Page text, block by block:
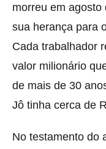
morreu em agosto
sua herança para
Cada trabalhador
valor milionário
de mais de 30
Jô tinha cerca de
No testamento do